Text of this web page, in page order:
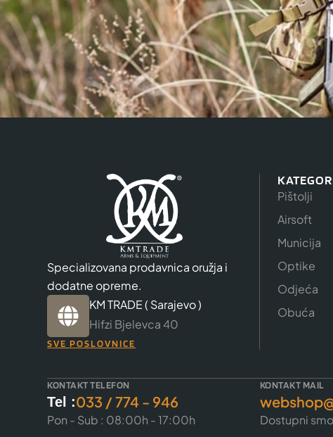
Specializovana prodavnica oružja i
dodatne opreme.
KM TRADE ( Sarajevo )
Hifzi Bjelevca 40
SVE POSLOVNICE
Pištolji
Airsoft
Municija
Optike
Odjeća
Obuća
KONTAKT TELEFON
Tel :033 / 774 - 946
Pon - Sub : 08:00h - 17:00h
KONTAKT MAIL
Dostupni